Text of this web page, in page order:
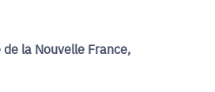
la Nouvelle France,